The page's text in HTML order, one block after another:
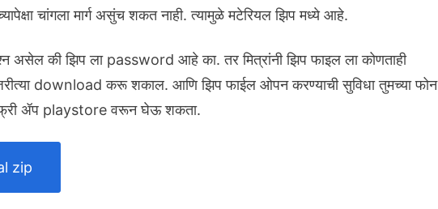
चांगला मार्ग असुंच शकत नाही. त्यामुळे मटेरियल झिप मध्ये आहे.
असेल की झिप ला password आहे का. तर मित्रांनी झिप फाइल ला कोणताही
download करू शकाल. आणि झिप फाईल ओपन करण्याची सुविधा तुमच्या फोन
फ्री ॲप playstore वरून घेऊ शकता.
zip